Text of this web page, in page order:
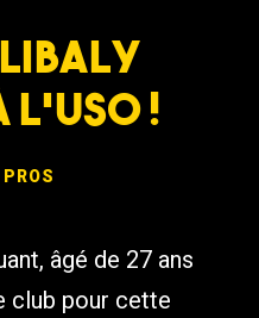
!
PROS
âgé de 27 ans
club pour cette